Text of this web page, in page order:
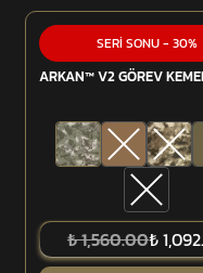
SERİ SONU- 30%
ARKAN™ V2 GÖREV
₺ 1,560.00₺